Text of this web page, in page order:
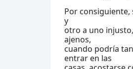
Por consiguiente,
y
otro a uno
ajenos,
cuando podría
entrar en las